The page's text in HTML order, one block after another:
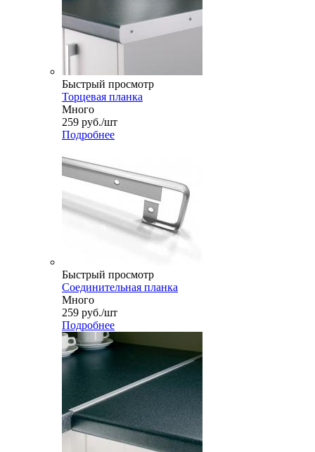
Быстрый просмотр
Торцевая планка
Много
259 руб./шт
Подробнее
Быстрый просмотр
Соединительная планка
Много
259 руб./шт
Подробнее